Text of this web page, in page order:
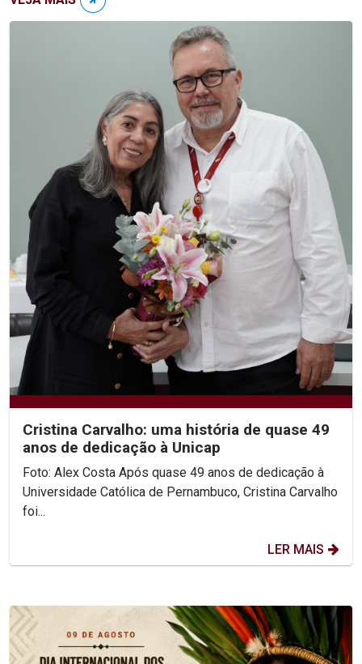
Cristina Carvalho: uma história de quase 49
anos de dedicação à Unicap
Foto: Alex Costa Após quase 49 anos de dedicação à
Universidade Católica de Pernambuco, Cristina Carvalho
foi...
LER MAIS